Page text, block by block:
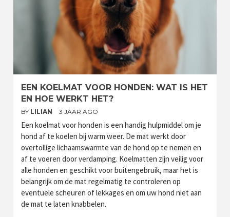
EEN KOELMAT VOOR HONDEN: WAT IS HET
EN HOE WERKT HET?
BY LILIAN 3 JAAR AGO
Een koelmat voor honden is een handig hulpmiddel om je
hond af te koelen bij warm weer. De mat werkt door
overtollige lichaamswarmte van de hond op te nemen en
af te voeren door verdamping. Koelmatten zijn veilig voor
alle honden en geschikt voor buitengebruik, maar het is
belangrijk om de mat regelmatig te controleren op
eventuele scheuren of lekkages en om uw hond niet aan
de mat te laten knabbelen.